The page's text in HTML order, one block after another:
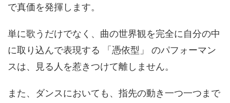
で真価を発揮します。
単に歌うだけでなく、曲の世界観を完全に自分の中
に取り込んで表現する 「憑依型」 のパフォーマン
スは、見る人を惹きつけて離しません。
また、ダンスにおいても、指先の動き一つ一つまで